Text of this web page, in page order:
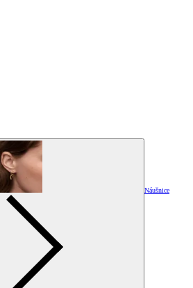
Náušnice